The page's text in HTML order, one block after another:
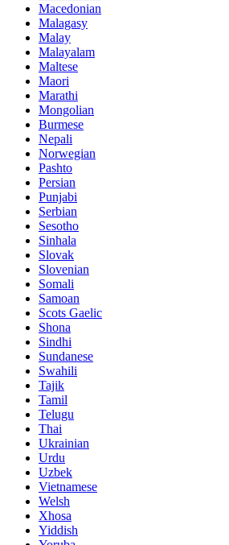
Macedonian
Malagasy
Malay
Malayalam
Maltese
Maori
Marathi
Mongolian
Burmese
Nepali
Norwegian
Pashto
Persian
Punjabi
Serbian
Sesotho
Sinhala
Slovak
Slovenian
Somali
Samoan
Scots Gaelic
Shona
Sindhi
Sundanese
Swahili
Tajik
Tamil
Telugu
Thai
Ukrainian
Urdu
Uzbek
Vietnamese
Welsh
Xhosa
Yiddish